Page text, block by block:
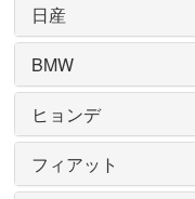
日産
BMW
ヒョンデ
フィアット